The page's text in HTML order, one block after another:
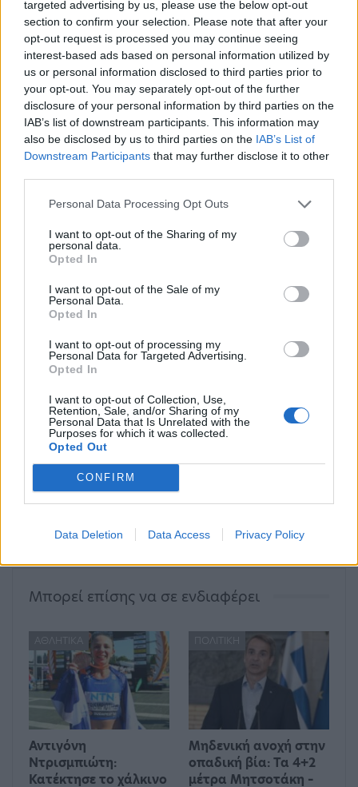
targeted advertising by us, please use the below opt-out
section to confirm your selection. Please note that after your
opt-out request is processed you may continue seeing
interest-based ads based on personal information utilized by
us or personal information disclosed to third parties prior to
your opt-out. You may separately opt-out of the further
disclosure of your personal information by third parties on the
IAB’s list of downstream participants. This information may
also be disclosed by us to third parties on the IAB’s List of
Downstream Participants that may further disclose it to other
Personal Data Processing Opt Outs
I want to opt-out of the Sharing of my
personal data.
Opted In
I want to opt-out of the Sale of my
Personal Data.
Opted In
I want to opt-out of processing my
Personal Data for Targeted Advertising.
Opted In
I want to opt-out of Collection, Use,
Retention, Sale, and/or Sharing of my
Personal Data that Is Unrelated with the
Purposes for which it was collected.
Opted Out
CONFIRM
Data Deletion Data Access Privacy Policy
ένα από τα πιο αναγνωρισμένα αθλητικά
σύμβολα στον κόσμο και ένα ανεκτίμητο είδωλο,
το αυθεντικό τρόπαιο του Παγκοσμίου Κυπέλλου
της FIFA μπορεί να το αγγίξει και να το κρατήσει
μόνο μια πολύ επιλεγμένη ομάδα ανθρώπων,
στην οποία περιλαμβάνονται πρώην νικητές και
Ο Τζιάνι Ινφαντίνο, ο πρόεδρος της παγκόσμιας
ποδοσφαιρικής ομοσπονδίας επισκέφθηκε το
εστιατόριο του σεφ στο Κατάρ κατά τη διάρκεια
του Μουντιάλ και ανέφερε πως: «Το ποδόσφαιρο
ενώνει τον κόσμο και ο Nusrat ενώνει επίσης τον
κόσμο».
ΠΡΟΗΓΟΎΜΕΝΟ ΆΡΘΡΟ
Σκρέκας: Έως 378 ευρώ
ανά μεγαβατώρα η
επιδότηση στο ρεύμα
επόμενες τέσσερις
Μπορεί επίσης να σε ενδιαφέρει
ΑΘΛΗΤΙΚΆ
Αντιγόνη
Ντρισμπιώτη:
Κατέκτησε το χάλκινο
ΠΟΛΙΤΙΚΉ
Μηδενική ανοχή στην
οπαδική βία: Τα 4+2
μέτρα Μητσοτάκη –